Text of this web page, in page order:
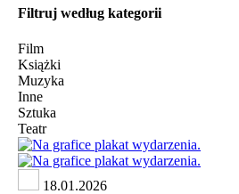
Filtruj według kategorii
Film
Książki
Muzyka
Inne
Sztuka
Teatr
18.01.2026